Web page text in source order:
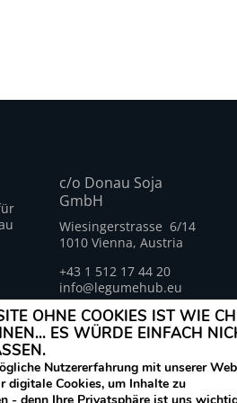
c/o Donau Soja
GmbH
Wiesingerstrasse 6/14
1010 Vienna, Austria
+43 1 512 17 44 20
info@legumehub.eu
www.legumehub.eu
für Landwirtschaft (BLW)
Hier werden von FiBL Schweiz
OHNE COOKIES IST WIE
ES WÜRDE EINFACH
Nutzererfahrung mit unserer
digitale Cookies, um Inhalte zu